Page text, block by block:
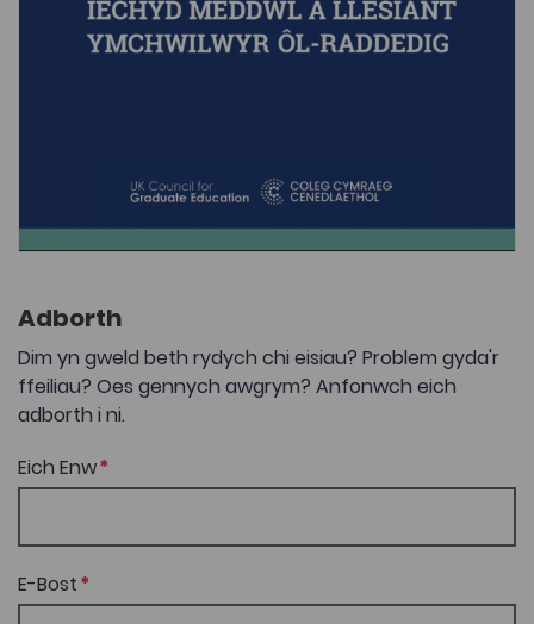
Adborth
Dim yn gweld beth rydych chi eisiau? Problem gyda'r
ffeiliau? Oes gennych awgrym? Anfonwch eich
adborth i ni.
Eich Enw
E-Bost